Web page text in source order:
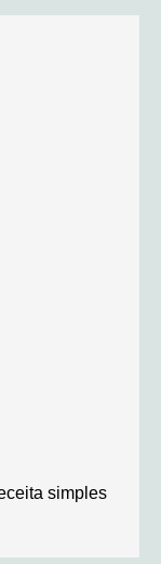
simples